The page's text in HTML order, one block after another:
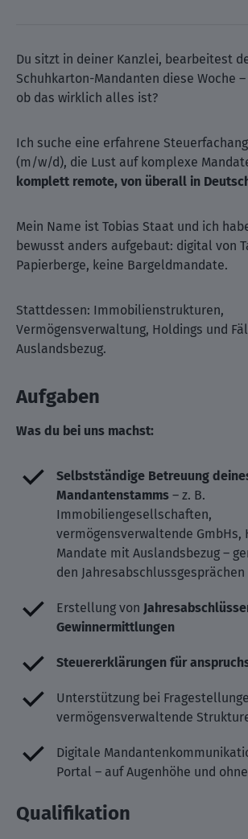
Du sitzt in deiner Kanzlei, bearbeitest
Schuhkarton-Mandanten diese Woche
ob das wirklich alles ist?
Ich suche eine erfahrene
(m/w/d), die Lust auf komplexe
komplett remote, von überall in
Mein Name ist Tobias Staat und ich
bewusst anders aufgebaut: digital von
Papierberge, keine Bargeldmandate.
Stattdessen: Immobilienstrukturen,
Vermögensverwaltung, Holdings und
Auslandsbezug.
Aufgaben
Was du bei uns machst:
Selbstständige Betreuung
Mandantenstamms – z. B.
Immobiliengesellschaften,
vermögensverwaltende GmbHs,
Mandate mit Auslandsbezug –
den Jahresabschlussgesprächen
Erstellung von
Gewinnermittlungen
Steuererklärungen für
Unterstützung bei
vermögensverwaltende
Digitale
Portal – auf Augenhöhe und
Qualifikation